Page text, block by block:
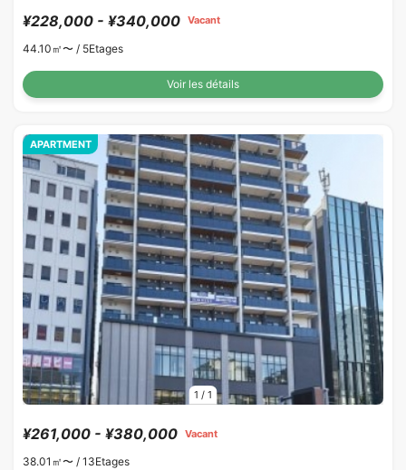
¥228,000 - ¥340,000 Vacant
44.10㎡〜 / 5Etages
Voir les détails
1 / 1
APARTMENT
¥261,000 - ¥380,000 Vacant
38.01㎡〜 / 13Etages